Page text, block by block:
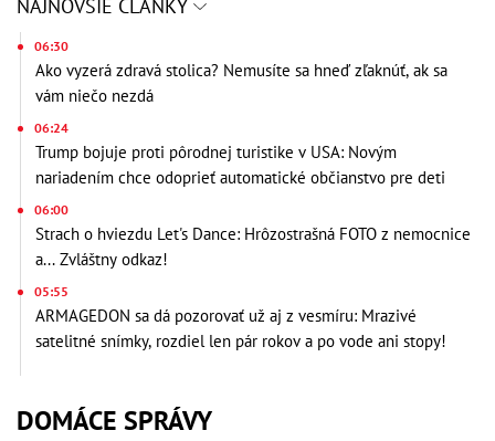
NAJNOVŠIE ČLÁNKY
06:30
Ako vyzerá zdravá stolica? Nemusíte sa hneď zľaknúť, ak sa
vám niečo nezdá
06:24
Trump bojuje proti pôrodnej turistike v USA: Novým
nariadením chce odoprieť automatické občianstvo pre deti
06:00
Strach o hviezdu Let's Dance: Hrôzostrašná FOTO z nemocnice
a... Zvláštny odkaz!
05:55
ARMAGEDON sa dá pozorovať už aj z vesmíru: Mrazivé
satelitné snímky, rozdiel len pár rokov a po vode ani stopy!
DOMÁCE SPRÁVY